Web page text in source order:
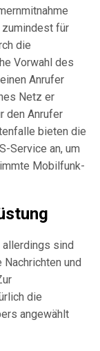
für
die
Vorwahl des
Anrufer
Netz er
den Anrufer
bieten die
Service an, um
Mobilfunk-
allerdings sind
und
die
angewählt